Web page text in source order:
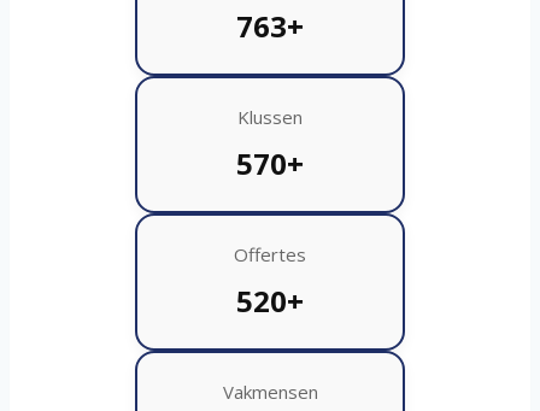
763+
Klussen
570+
Offertes
520+
Vakmensen